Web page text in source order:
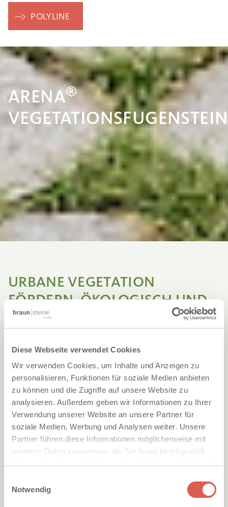
Diese Webseite verwendet Cookies
Wir verwenden Cookies, um Inhalte und Anzeigen zu
personalisieren, Funktionen für soziale Medien anbieten
zu können und die Zugriffe auf unsere Website zu
analysieren. Außerdem geben wir Informationen zu Ihrer
Verwendung unserer Website an unsere Partner für
soziale Medien, Werbung und Analysen weiter. Unsere
Partner führen diese Informationen möglicherweise mit
weiteren Daten zusammen, die Sie ihnen bereitgestellt
Cookies, wenn Sie unsere Webseite weiterhin nutzen.
Notwendig
POLYLINE
ARENA®
VEGETATIONSFUGENSTEIN
URBANE VEGETATION
FÖRDERN.ÖKOLOGISCH UND
BELASTBAR.
Mit dem Abstandshalter-System von ARENA
fließende Übergänge mit drei unterschiedlichen Fugenbreiten
schaffen. Die technisch ausgefeilten Abstandsnocken
gewährleisten in Kombination mit der Steindicke eine hohe
Stabilität. Öko-Beläge werden so zu hochbelastbaren
Pflasterflächen – z. B. für Feuerwehrzufahrten. Der ARENA
VEGETATIONSFUGENSTEIN ist bereits vielfach in Europa
patentiert.